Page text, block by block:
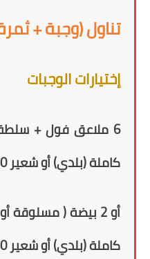
تناول (وجبة +
إختيارات الوجبات
6 ملاعق فول +
كاملة(بلدي)أو شعير
أو2 بيضة ( مسلوقة
كاملة(بلدي)أو شعير